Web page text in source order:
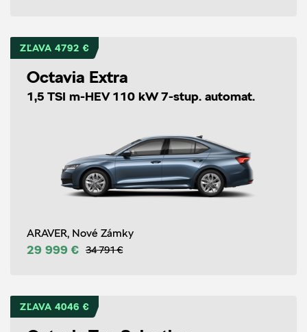
ZĽAVA 4792 €
Octavia Extra
1,5 TSI m-HEV 110 kW 7-stup. automat.
ARAVER, Nové Zámky
29 999 € 34 791 €
ZĽAVA 4046 €